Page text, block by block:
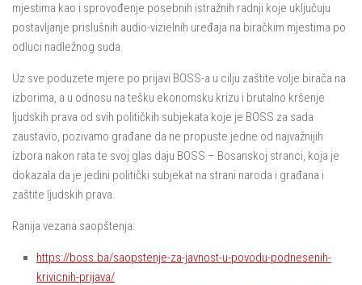
mjestima kao i sprovođenje posebnih istražnih radnji koje uključuju
postavljanje prislušnih audio-vizielnih uređaja na biračkim mjestima po
odluci nadležnog suda.
Uz sve poduzete mjere po prijavi BOSS-a u cilju zaštite volje birača na
izborima, a u odnosu na tešku ekonomsku krizu i brutalno kršenje
ljudskih prava od svih političkih subjekata koje je BOSS za sada
zaustavio, pozivamo građane da ne propuste jedne od najvažnijih
izbora nakon rata te svoj glas daju BOSS – Bosanskoj stranci, koja je
dokazala da je jedini politički subjekat na strani naroda i građana i
zaštite ljudskih prava.
Ranija vezana saopštenja:
https://boss.ba/saopstenje-za-javnost-u-povodu-podnesenih-
krivicnih-prijava/